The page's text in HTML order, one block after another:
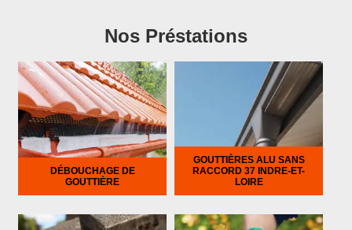
Nos Préstations
DÉBOUCHAGE DE
GOUTTIÈRE
GOUTTIÈRES ALU SANS
RACCORD 37 INDRE-ET-
LOIRE